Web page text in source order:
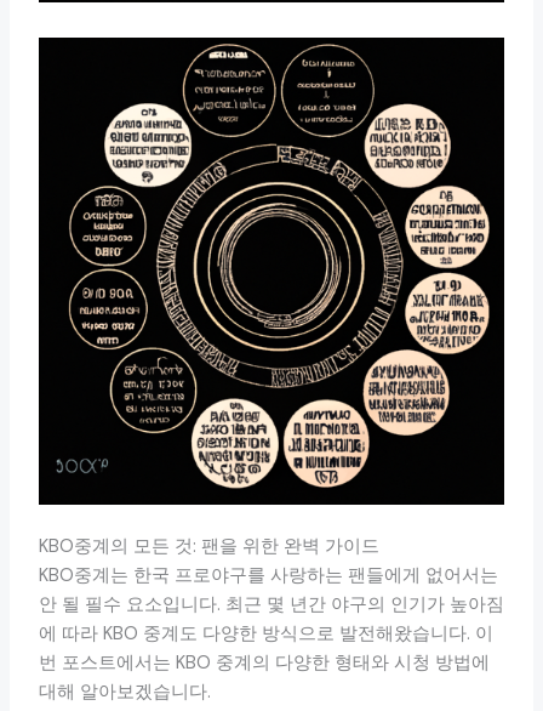
KBO중계의 모든 것: 팬을 위한 완벽 가이드
KBO중계는 한국 프로야구를 사랑하는 팬들에게 없어서는
안 될 필수 요소입니다. 최근 몇 년간 야구의 인기가 높아짐
에 따라 KBO 중계도 다양한 방식으로 발전해왔습니다. 이
번 포스트에서는 KBO 중계의 다양한 형태와 시청 방법에
대해 알아보겠습니다.